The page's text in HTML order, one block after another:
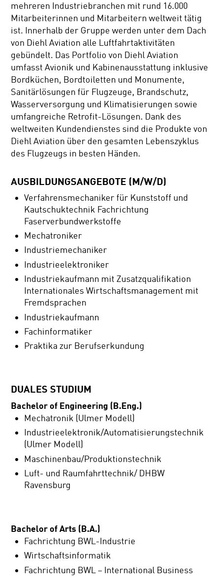
mehreren Industriebranchen mit rund 16.000
Mitarbeiterinnen und Mitarbeitern weltweit tätig
ist. Innerhalb der Gruppe werden unter dem Dach
von Diehl Aviation alle Luftfahrtaktivitäten
gebündelt. Das Portfolio von Diehl Aviation
umfasst Avionik und Kabinenausstattung inklusive
Bordküchen, Bordtoiletten und Monumente,
Sanitärlösungen für Flugzeuge, Brandschutz,
Wasserversorgung und Klimatisierungen sowie
umfangreiche Retrofit-Lösungen. Dank des
weltweiten Kundendienstes sind die Produkte von
Diehl Aviation über den gesamten Lebenszyklus
des Flugzeugs in besten Händen.
AUSBILDUNGSANGEBOTE (M/W/D)
Verfahrensmechaniker für Kunststoff und
Kautschuktechnik Fachrichtung
Faserverbundwerkstoffe
Mechatroniker
Industriemechaniker
Industrieelektroniker
Industriekaufmann mit Zusatzqualifikation
Internationales Wirtschaftsmanagement mit
Fremdsprachen
Industriekaufmann
Fachinformatiker
Praktika zur Berufserkundung
DUALES STUDIUM
Bachelor of Engineering (B.Eng.)
Mechatronik (Ulmer Modell)
Industrieelektronik/Automatisierungstechnik
(Ulmer Modell)
Maschinenbau/Produktionstechnik
Luft- und Raumfahrttechnik/ DHBW
Ravensburg
Bachelor of Arts (B.A.)
Fachrichtung BWL-Industrie
Wirtschaftsinformatik
Fachrichtung BWL – International Business